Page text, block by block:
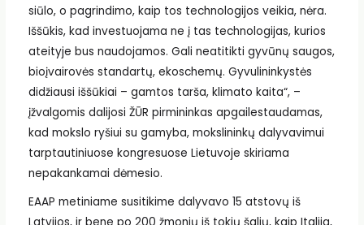
siūlo, o pagrindimo, kaip tos technologijos veikia, nėra.
Iššūkis, kad investuojama ne į tas technologijas, kurios
ateityje bus naudojamos. Gali neatitikti gyvūnų saugos,
bioįvairovės standartų, ekoschemų. Gyvulininkystės
didžiausi iššūkiai – gamtos tarša, klimato kaita“, –
įžvalgomis dalijosi ŽŪR pirmininkas apgailestaudamas,
kad mokslo ryšiui su gamyba, mokslininkų dalyvavimui
tarptautiniuose kongresuose Lietuvoje skiriama
nepakankamai dėmesio.
EAAP metiniame susitikime dalyvavo 15 atstovų iš